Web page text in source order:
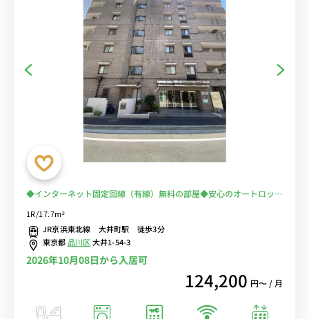
◆インターネット固定回線（有線）無料の部屋◆安心のオートロック
歩3分/大井町付近の徒歩通勤に最適！近くにコンビニあります。
1R/17.7m²
JR京浜東北線 大井町駅 徒歩3分
東京都品川区大井1-54-3
2026年10月08日から入居可
124,200 円〜 / 月